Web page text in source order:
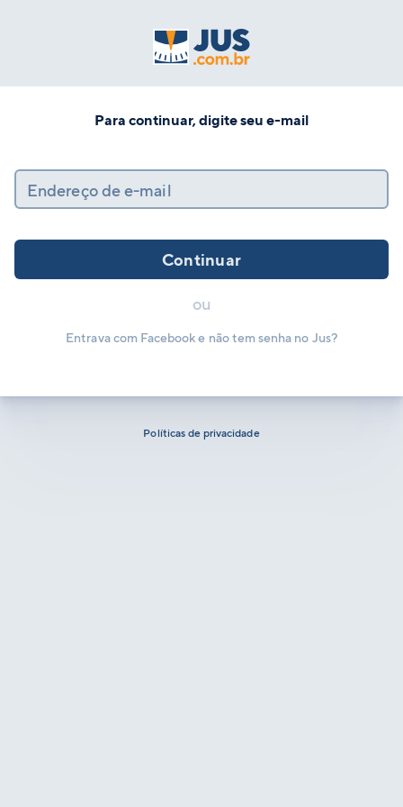
Para continuar, digite seu e-mail
Endereço de e-mail
Continuar
ou
Entrava com Facebook e não tem senha no Jus?
Políticas de privacidade